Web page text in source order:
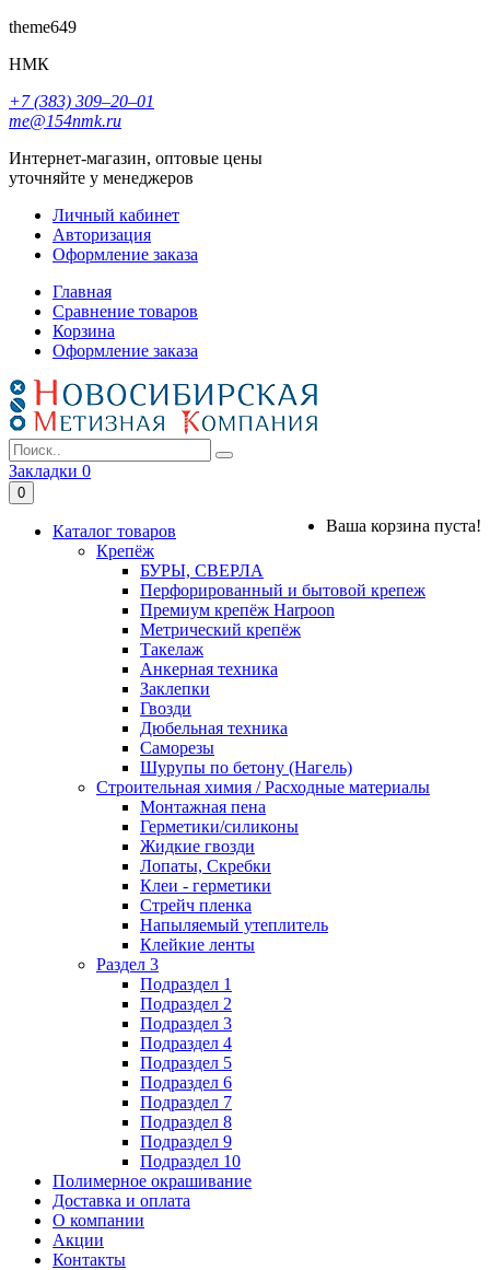
theme649
НМК
+7 (383) 309‒20‒01
me@154nmk.ru
Интернет-магазин, оптовые цены
уточняйте у менеджеров
Личный кабинет
Авторизация
Оформление заказа
Главная
Сравнение товаров
Корзина
Оформление заказа
Закладки 0
0
Ваша корзина пуста!
Каталог товаров
Крепёж
БУРЫ, СВЕРЛА
Перфорированный и бытовой крепеж
Премиум крепёж Harpoon
Метрический крепёж
Такелаж
Анкерная техника
Заклепки
Гвозди
Дюбельная техника
Саморезы
Шурупы по бетону (Нагель)
Строительная химия / Расходные материалы
Монтажная пена
Герметики/силиконы
Жидкие гвозди
Лопаты, Скребки
Клеи - герметики
Стрейч пленка
Напыляемый утеплитель
Клейкие ленты
Раздел 3
Подраздел 1
Подраздел 2
Подраздел 3
Подраздел 4
Подраздел 5
Подраздел 6
Подраздел 7
Подраздел 8
Подраздел 9
Подраздел 10
Полимерное окрашивание
Доставка и оплата
О компании
Акции
Контакты